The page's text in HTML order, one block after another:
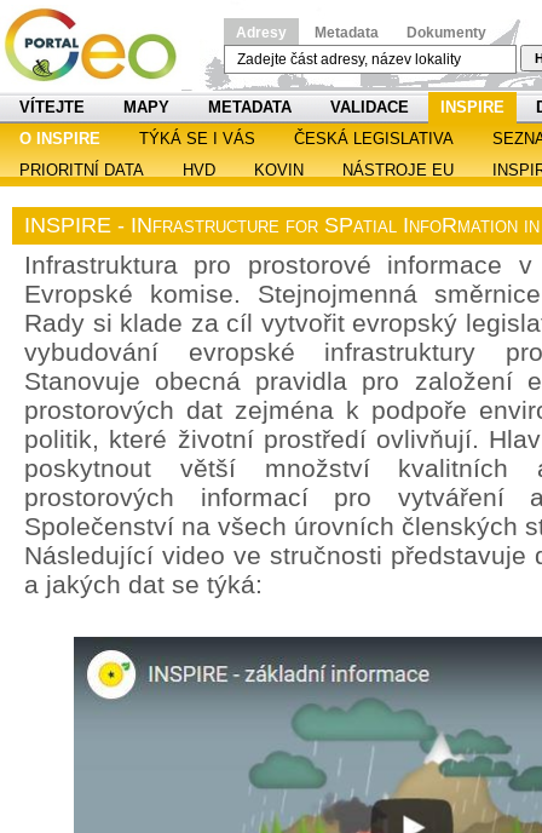
Adresy Metadata Dokumenty
VÍTEJTE MAPY METADATA VALIDACE INSPIRE
O INSPIRE
TÝKÁ SE I VÁS ČESKÁ LEGISLATIVA
PRIORITNÍ DATA
HVD KOVIN NÁSTROJE EU
INSPIRE - INfrastructure for SPatial InfoRmation
Infrastruktura pro prostorové informace
Evropské komise. Stejnojmenná
Rady si klade za cíl vytvořit evropský
vybudování evropské infrastruktury
Stanovuje obecná pravidla pro založení
prostorových dat zejména k podpoře
politik, které životní prostředí ovlivňují.
poskytnout větší množství kvalitních
prostorových informací pro vytváření
Společenství na všech úrovních členských
Následující video ve stručnosti představuje
a jakých dat se týká: